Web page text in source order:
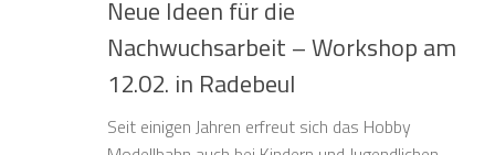
Neue Ideen für die
Nachwuchsarbeit – Workshop am
12.02. in Radebeul
Seit einigen Jahren erfreut sich das Hobby